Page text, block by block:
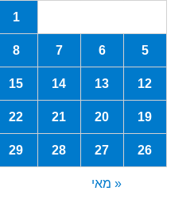
1
5
6
7
8
12
13
14
15
19
20
21
22
26
27
28
29
« מאי